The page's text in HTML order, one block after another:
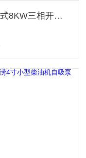
ECP9500E移动式8KW三相开架式柴油发电机厂家